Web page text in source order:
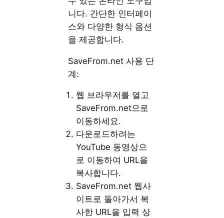
니다. 간단한 인터페이
스와 다양한 형식 옵션
을 제공합니다.
SaveFrom.net 사용 단
계:
웹 브라우저를 열고
SaveFrom.net으로
이동하세요.
다운로드하려는
YouTube 동영상으
로 이동하여 URL을
복사합니다.
SaveFrom.net 웹사
이트로 돌아가서 복
사한 URL을 입력 상